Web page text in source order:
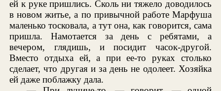
ей к руке пришлись. Сколь ни тяжело доводилось
в новом житье, а по привычной работе Марфуша
маленько тосковала, а тут она, как говорится, сама
пришла. Намотается за день с ребятами, а
вечером, глядишь, и посидит часок-другой.
Вместо отдыха ей, а при ее-то руках столько
сделает, что другая и за день не одолеет. Хозяйка
ей даже поблажку дала.